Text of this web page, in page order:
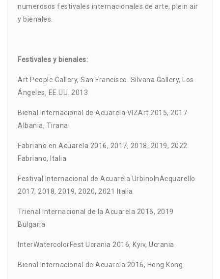
numerosos festivales internacionales de arte, plein air
y bienales.
Festivales y bienales:
Art People Gallery, San Francisco. Silvana Gallery, Los
Ángeles, EE.UU. 2013
Bienal Internacional de Acuarela VIZArt 2015, 2017
Albania, Tirana
Fabriano en Acuarela 2016, 2017, 2018, 2019, 2022
Fabriano, Italia
Festival Internacional de Acuarela UrbinoInAcquarello
2017, 2018, 2019, 2020, 2021 Italia
Trienal Internacional de la Acuarela 2016, 2019
Bulgaria
InterWatercolorFest Ucrania 2016, Kyiv, Ucrania
Bienal Internacional de Acuarela 2016, Hong Kong